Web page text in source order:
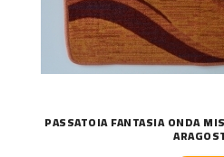
PASSATOIA FANTASIA ONDA